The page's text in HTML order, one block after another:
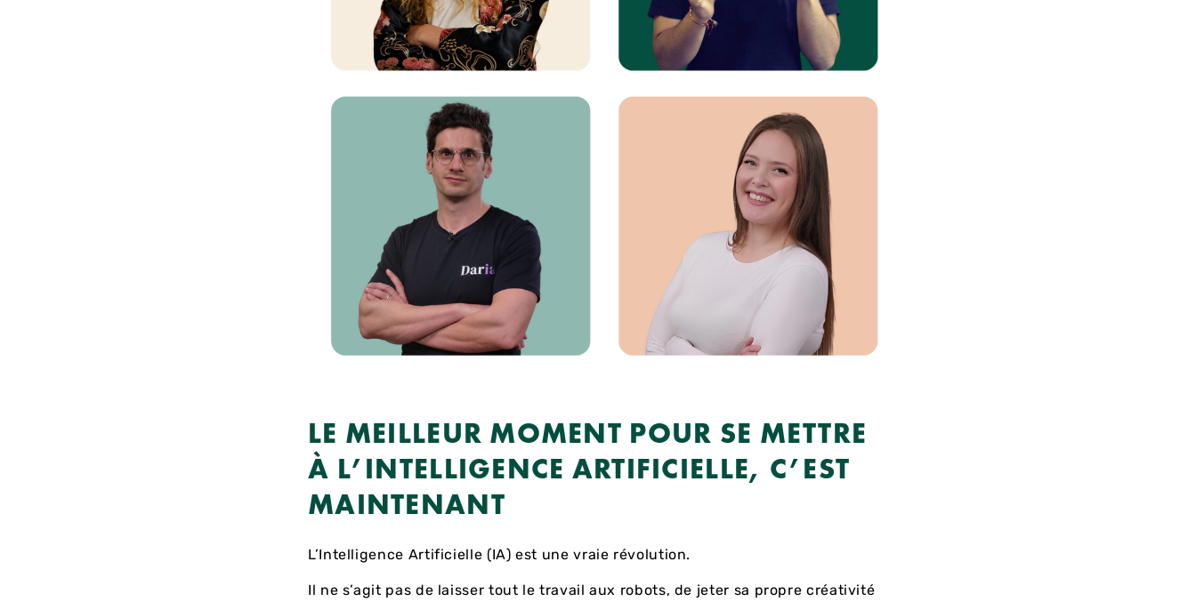
LE MEILLEUR MOMENT POUR SE METTRE
À L’INTELLIGENCE ARTIFICIELLE, C’EST
MAINTENANT
L’Intelligence Artificielle (IA) est une vraie révolution.
Il ne s’agit pas de laisser tout le travail aux robots, de jeter sa propre créativité